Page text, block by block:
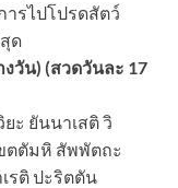
รไปโปรดสัตว์
ด
วัน) (สวดวันละ 17
ะ ยันนาเสติ วิ
ตตัมหิ สัพพัตถะ
รติ ปะริตตัน